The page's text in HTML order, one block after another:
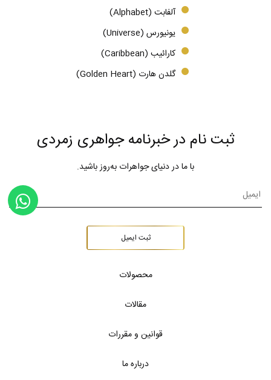
آلفابت (Alphabet)
یونیورس (Universe)
کارائیب (Caribbean)
گلدن هارت (Golden Heart)
ثبت نام در خبرنامه جواهری زمردی
با ما در دنیای جواهرات به‌روز باشید.
ثبت ایمیل
محصولات
مقالات
قوانین و مقررات
درباره ما